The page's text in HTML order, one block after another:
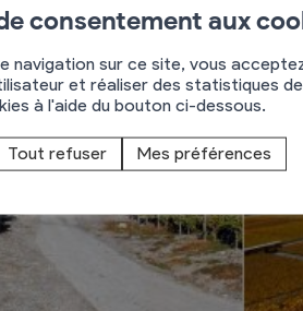
consentement aux
navigation sur ce site, vous
et réaliser des statistiques
à l'aide du bouton ci-dessous.
Tout refuser Mes préférences